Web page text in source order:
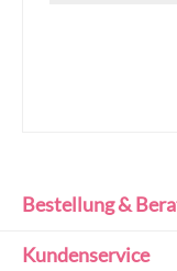
Bestellung &
Kundenservice